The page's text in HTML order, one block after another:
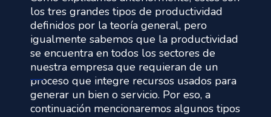
los tres grandes tipos de productividad
definidos por la teoría general, pero
igualmente sabemos que la productividad
se encuentra en todos los sectores de
nuestra empresa que requieran de un
proceso que integre recursos usados para
generar un bien o servicio. Por eso, a
continuación mencionaremos algunos tipos